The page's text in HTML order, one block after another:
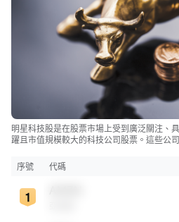
明星科技股是在股票市場上受到廣泛關注、
躍且市值規模較大的科技公司股票。這些公
市，特別是科技行業板塊乃至全球經濟具有顯
序號 代碼